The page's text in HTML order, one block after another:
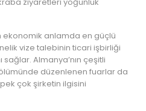
ekonomik anlamda en güçlü
vize talebinin ticari işbirliği
Almanya’nın çeşitli
düzenlenen fuarlar da
çok şirketin ilgisini